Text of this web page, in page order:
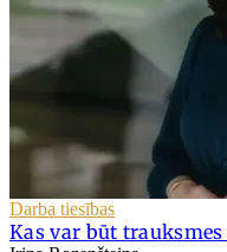
Darba tiesības
Kas var būt trauksmes